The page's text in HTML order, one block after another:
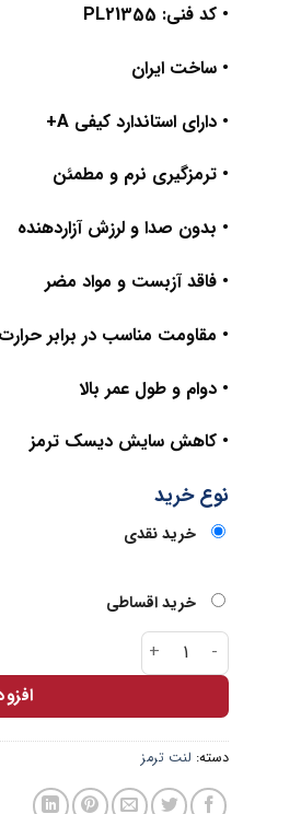
• کد فنی: PL21355
• ساخت ایران
• دارای استاندارد کیفی A+
• ترمزگیری نرم و مطمئن
• بدون صدا و لرزش آزاردهنده
• فاقد آزبست و مواد مضر
• مقاومت مناسب در برابر حرارت
• دوام و طول عمر بالا
• کاهش سایش دیسک ترمز
نوع خرید
خرید نقدی
خرید اقساطی
لنت جلو پراید پارس آبی عدد
دسته: لنت ترمز